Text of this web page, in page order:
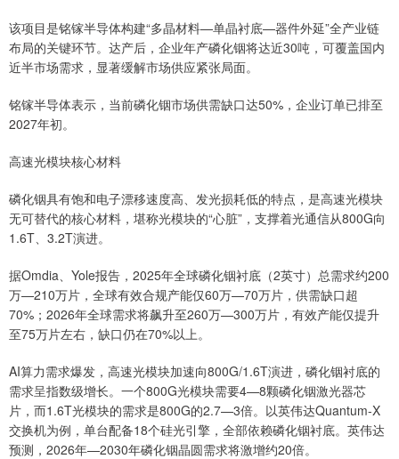
该项目是铭镓半导体构建“多晶材料—单晶衬底—器件外延”全产业链
布局的关键环节。达产后，企业年产磷化铟将达近30吨，可覆盖国内
近半市场需求，显著缓解市场供应紧张局面。
铭镓半导体表示，当前磷化铟市场供需缺口达50%，企业订单已排至
2027年初。
高速光模块核心材料
磷化铟具有饱和电子漂移速度高、发光损耗低的特点，是高速光模块
无可替代的核心材料，堪称光模块的“心脏”，支撑着光通信从800G向
1.6T、3.2T演进。
据Omdia、Yole报告，2025年全球磷化铟衬底（2英寸）总需求约200
万—210万片，全球有效合规产能仅60万—70万片，供需缺口超
70%；2026年全球需求将飙升至260万—300万片，有效产能仅提升
至75万片左右，缺口仍在70%以上。
AI算力需求爆发，高速光模块加速向800G/1.6T演进，磷化铟衬底的
需求呈指数级增长。一个800G光模块需要4—8颗磷化铟激光器芯
片，而1.6T光模块的需求是800G的2.7—3倍。以英伟达Quantum-X
交换机为例，单台配备18个硅光引擎，全部依赖磷化铟衬底。英伟达
预测，2026年—2030年磷化铟晶圆需求将激增约20倍。